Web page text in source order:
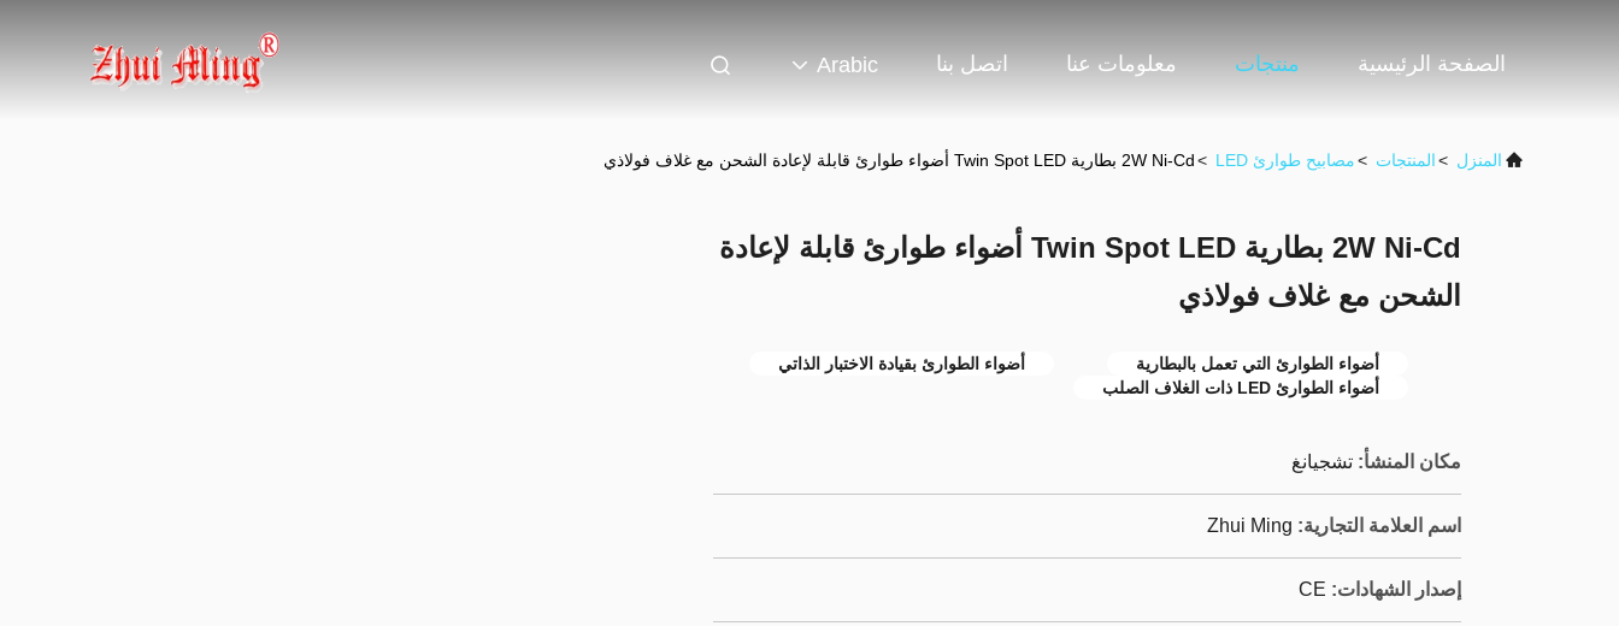
الصفحة الرئيسية منتجات معلومات عنا اتصل بنا Arabic
المنزل >المنتجات >مصابيح طوارئ LED >2W Ni-Cd بطارية Twin Spot LED أضواء طوارئ قابلة لإعادة الشحن مع غلاف فولاذي
2W Ni-Cd بطارية Twin Spot LED أضواء طوارئ قابلة لإعادة
الشحن مع غلاف فولاذي
أضواء الطوارئ التي تعمل بالبطارية
أضواء الطوارئ بقيادة الاختبار الذاتي
أضواء الطوارئ LED ذات الغلاف الصلب
مكان المنشأ: تشجيانغ
اسم العلامة التجارية: Zhui Ming
إصدار الشهادات: CE